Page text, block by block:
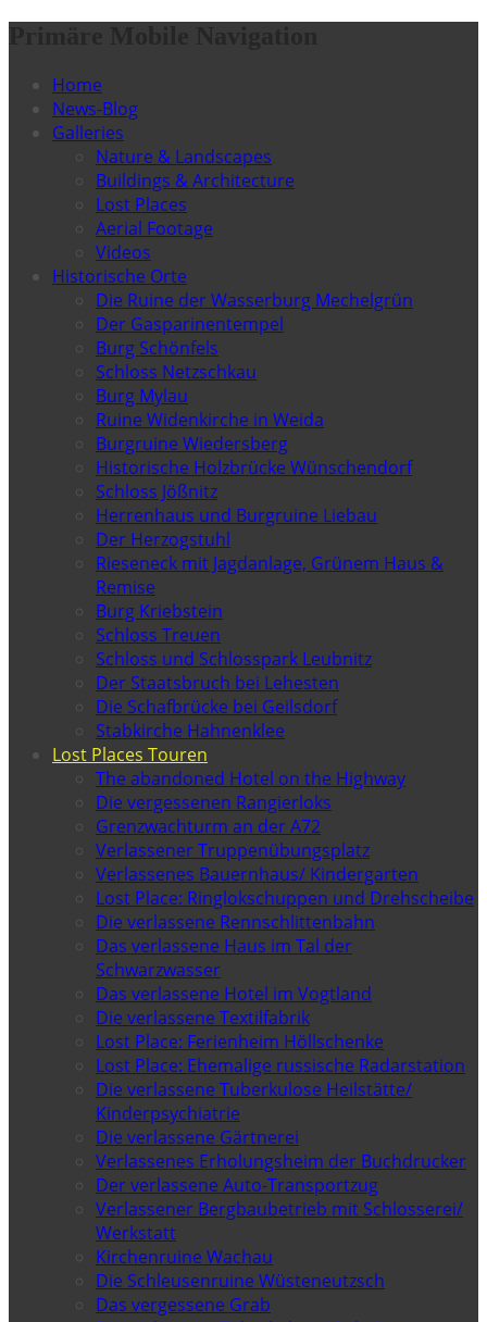
Home
News-Blog
Galleries
Nature & Landscapes
Buildings & Architecture
Lost Places
Aerial Footage
Videos
Historische Orte
Die Ruine der Wasserburg Mechelgrün
Der Gasparinentempel
Burg Schönfels
Schloss Netzschkau
Burg Mylau
Ruine Widenkirche in Weida
Burgruine Wiedersberg
Historische Holzbrücke Wünschendorf
Schloss Jößnitz
Herrenhaus und Burgruine Liebau
Der Herzogstuhl
Rieseneck mit Jagdanlage, Grünem Haus &
Remise
Burg Kriebstein
Schloss Treuen
Schloss und Schlosspark Leubnitz
Der Staatsbruch bei Lehesten
Die Schafbrücke bei Geilsdorf
Stabkirche Hahnenklee
Lost Places Touren
The abandoned Hotel on the Highway
Die vergessenen Rangierloks
Grenzwachturm an der A72
Verlassener Truppenübungsplatz
Verlassenes Bauernhaus/ Kindergarten
Lost Place: Ringlokschuppen und Drehscheibe
Die verlassene Rennschlittenbahn
Das verlassene Haus im Tal der
Schwarzwasser
Das verlassene Hotel im Vogtland
Die verlassene Textilfabrik
Lost Place: Ferienheim Höllschenke
Lost Place: Ehemalige russische Radarstation
Die verlassene Tuberkulose Heilstätte/
Kinderpsychiatrie
Die verlassene Gärtnerei
Verlassenes Erholungsheim der Buchdrucker
Der verlassene Auto-Transportzug
Verlassener Bergbaubetrieb mit Schlosserei/
Werkstatt
Kirchenruine Wachau
Die Schleusenruine Wüsteneutzsch
Das vergessene Grab